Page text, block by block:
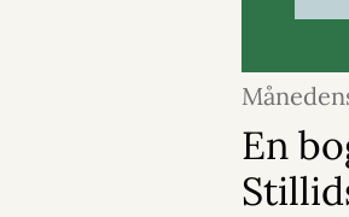
En